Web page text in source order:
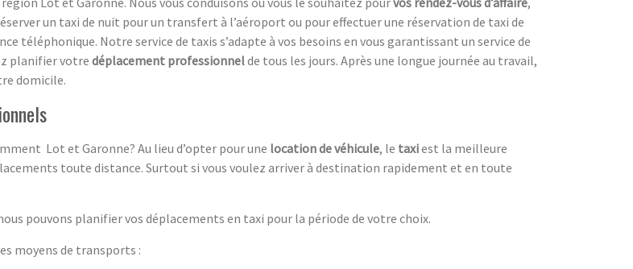
un taxi de nuit pour un transfert à l’aéroport ou pour effectuer une réservation de taxi de
téléphonique. Notre service de taxis s’adapte à vos besoins en vous garantissant un service de
planifier votre déplacement professionnelde tous les jours. Après une longue journée au travail,
domicile.
Lot et Garonne? Au lieu d’opter pour une location de véhicule, le taxiest la meilleure
toute distance. Surtout si vous voulez arriver à destination rapidement et en toute
pouvons planifier vos déplacements en taxi pour la période de votre choix.
moyens de transports :